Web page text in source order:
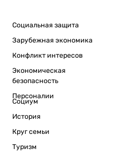
Социальная защита
Зарубежная экономика
Конфликт интересов
Экономическая
безопасность
Персоналии
Социум
История
Круг семьи
Туризм